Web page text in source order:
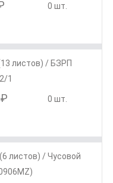
0 шт.
листов) / БЗРП
1
0 шт.
листов) / Чусовой